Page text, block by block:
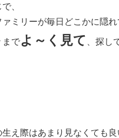
、
ァミリーが毎日どこかに隠れ
までよ～く見て 、探し
生え際はあまり見なくても